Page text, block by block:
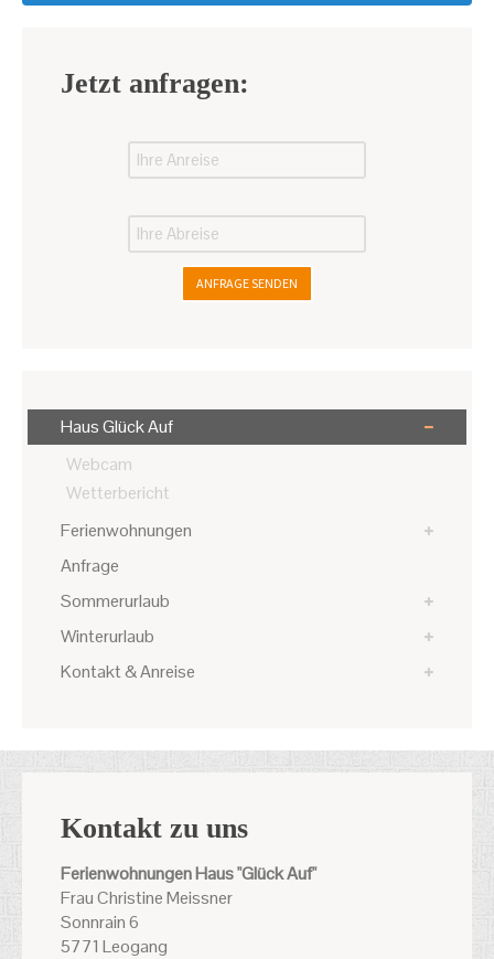
Jetzt anfragen:
ANFRAGE SENDEN
Haus Glück Auf
Webcam
Wetterbericht
Ferienwohnungen
Anfrage
Sommerurlaub
Winterurlaub
Kontakt & Anreise
Kontakt zu uns
Ferienwohnungen Haus "Glück Auf"
Frau Christine Meissner
Sonnrain 6
5771 Leogang